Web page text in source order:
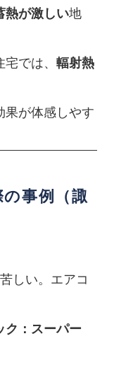
熱が激しい地
では、 輻射熱
果が体感しやす
事例（諏
しい。エアコ
ク：スーパー